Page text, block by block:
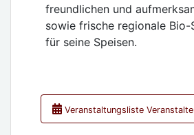
freundlichen und
sowie frische regionale
für seine Speisen.
Veranstaltungsliste